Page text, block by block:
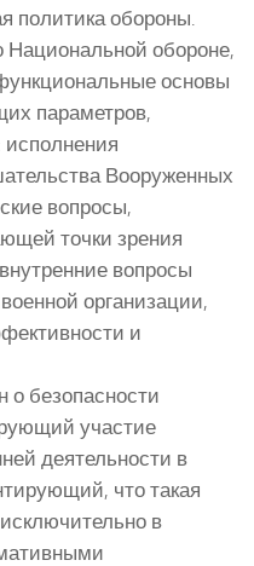
политика обороны.
Национальной обороне,
основы
параметров,
исполнения
Вооруженных
вопросы,
точки зрения
вопросы
организации,
и
о безопасности
участие
деятельности в
что такая
в